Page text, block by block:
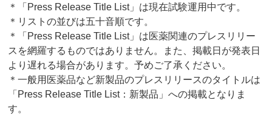
＊「Press Release Title List」は現在試験運用中です。
＊リストの並びは五十音順です。
＊「Press Release Title List」は医薬関連のプレスリリー
スを網羅するものではありません。また、掲載日が発表日
より遅れる場合があります。予めご了承ください。
＊一般用医薬品など新製品のプレスリリースのタイトルは
「Press Release Title List：新製品」への掲載となりま
す。